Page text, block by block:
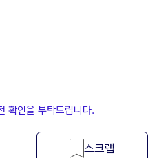
확인을 부탁드립니다.
스크랩